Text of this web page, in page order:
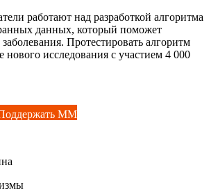
работают над разработкой алгоритма
данных, который поможет
заболевания. Протестировать алгоритм
нового исследования с участием 4 000
ММ